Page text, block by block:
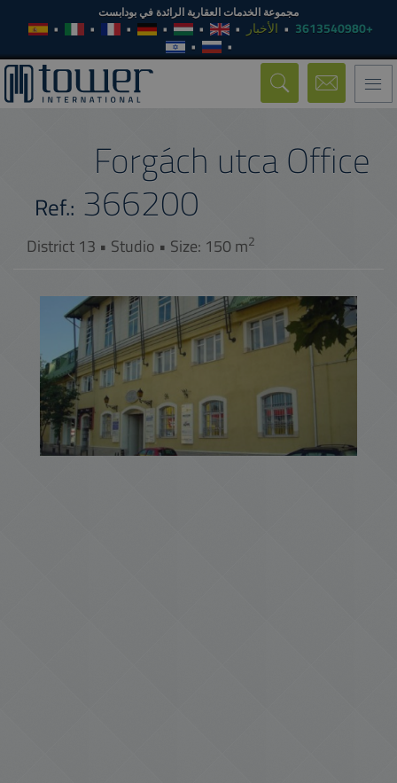
مجموعة الخدمات العقارية الرائدة في بودابست
+3613540980 الأخبار
Toggle
navigation
Forgách utca Office
Ref.: 366200
District 13 • Studio • Size: 150 m2